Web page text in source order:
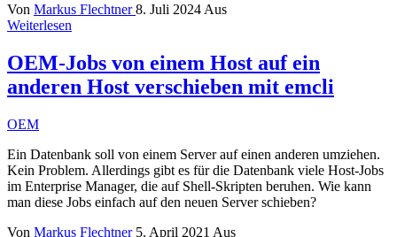
Von Markus Flechtner8. Juli 2024 Aus
Weiterlesen
OEM-Jobs von einem Host auf ein
anderen Host verschieben mit emcli
OEM
Ein Datenbank soll von einem Server auf einen anderen umziehen.
Kein Problem. Allerdings gibt es für die Datenbank viele Host-Jobs
im Enterprise Manager, die auf Shell-Skripten beruhen. Wie kann
man diese Jobs einfach auf den neuen Server schieben?
Von Markus Flechtner 5. April 2021 Aus